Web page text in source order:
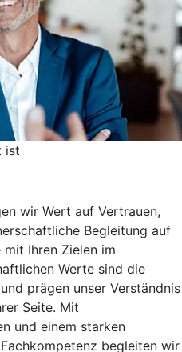
ist
wir Wert auf Vertrauen,
Begleitung auf
mit Ihren Zielen im
Werte sind die
prägen unser Verständnis
Seite. Mit
und einem starken
begleiten wir